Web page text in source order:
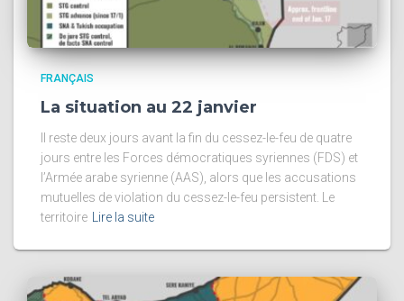
FRANÇAIS
La situation au 22 janvier
Il reste deux jours avant la fin du cessez-le-feu de quatre
jours entre les Forces démocratiques syriennes (FDS) et
l’Armée arabe syrienne (AAS), alors que les accusations
mutuelles de violation du cessez-le-feu persistent. Le
territoire
Lire la suite